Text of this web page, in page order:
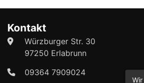
Kontakt
Würzburger Str. 30
97250 Erlabrunn
09364 7909024